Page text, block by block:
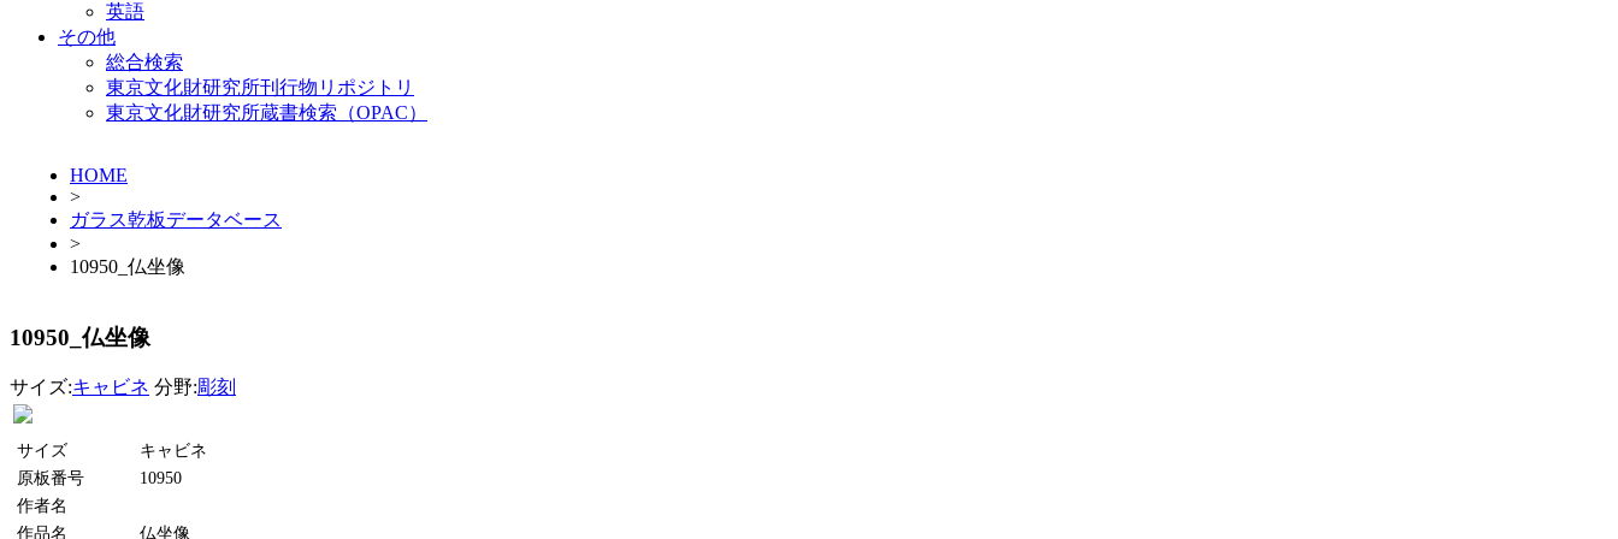
英語
その他
総合検索
東京文化財研究所刊行物リポジトリ
東京文化財研究所蔵書検索（OPAC）
HOME
>
ガラス乾板データベース
>
10950_仏坐像
10950_仏坐像
サイズ:キャビネ 分野:彫刻
サイズ
キャビネ
原板番号
10950
作者名
作品名
仏坐像